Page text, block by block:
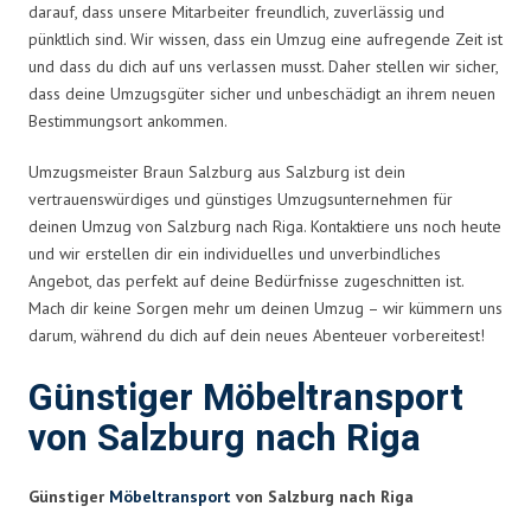
darauf, dass unsere Mitarbeiter freundlich, zuverlässig und
pünktlich sind. Wir wissen, dass ein Umzug eine aufregende Zeit ist
und dass du dich auf uns verlassen musst. Daher stellen wir sicher,
dass deine Umzugsgüter sicher und unbeschädigt an ihrem neuen
Bestimmungsort ankommen.
Umzugsmeister Braun Salzburg aus Salzburg ist dein
vertrauenswürdiges und günstiges Umzugsunternehmen für
deinen Umzug von Salzburg nach Riga. Kontaktiere uns noch heute
und wir erstellen dir ein individuelles und unverbindliches
Angebot, das perfekt auf deine Bedürfnisse zugeschnitten ist.
Mach dir keine Sorgen mehr um deinen Umzug – wir kümmern uns
darum, während du dich auf dein neues Abenteuer vorbereitest!
Günstiger Möbeltransport
von Salzburg nach Riga
Günstiger Möbeltransport von Salzburg nach Riga